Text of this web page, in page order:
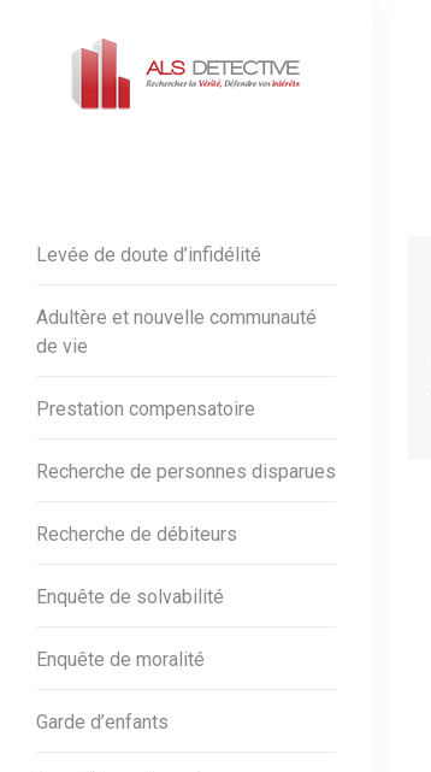
Levée de doute d’infidélité
Adultère et nouvelle communauté
de vie
Prestation compensatoire
Recherche de personnes disparues
Recherche de débiteurs
Enquête de solvabilité
Enquête de moralité
Garde d’enfants